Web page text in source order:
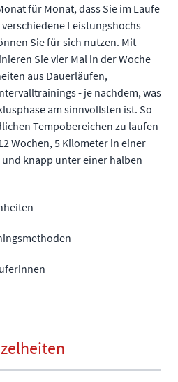
für Monat, dass Sie im Laufe
Leistungshochs
Sie für sich nutzen. Mit
Sie vier Mal in der Woche
aus Dauerläufen,
- je nachdem, was
am sinnvollsten ist. So
Tempobereichen zu laufen
Wochen, 5 Kilometer in einer
knapp unter einer halben